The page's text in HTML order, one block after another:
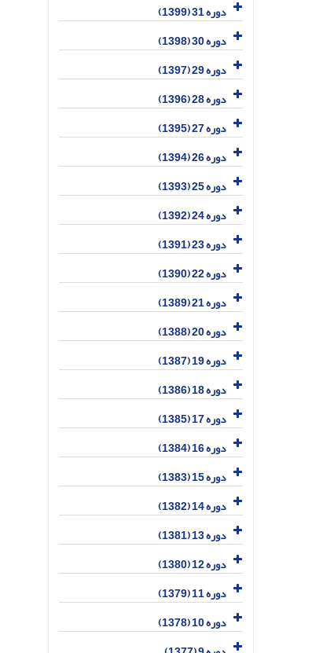
دوره 31 (1399)
دوره 30 (1398)
دوره 29 (1397)
دوره 28 (1396)
دوره 27 (1395)
دوره 26 (1394)
دوره 25 (1393)
دوره 24 (1392)
دوره 23 (1391)
دوره 22 (1390)
دوره 21 (1389)
دوره 20 (1388)
دوره 19 (1387)
دوره 18 (1386)
دوره 17 (1385)
دوره 16 (1384)
دوره 15 (1383)
دوره 14 (1382)
دوره 13 (1381)
دوره 12 (1380)
دوره 11 (1379)
دوره 10 (1378)